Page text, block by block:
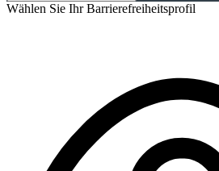
Wählen Sie Ihr Barrierefreiheitsprofil